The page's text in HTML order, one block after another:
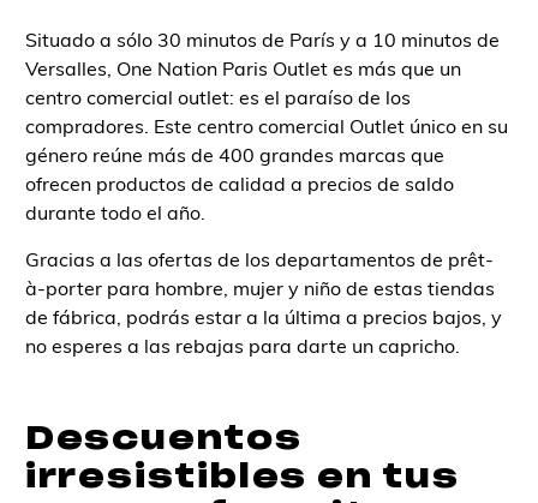
Situado a sólo 30 minutos de París y a 10 minutos de
Versalles, One Nation Paris Outlet es más que un
centro comercial outlet: es el paraíso de los
compradores. Este centro comercial Outlet único en su
género reúne más de 400 grandes marcas que
ofrecen productos de calidad a precios de saldo
durante todo el año.
Gracias a las ofertas de los departamentos de prêt-
à-porter para hombre, mujer y niño de estas tiendas
de fábrica, podrás estar a la última a precios bajos, y
no esperes a las rebajas para darte un capricho.
Descuentos
irresistibles en tus